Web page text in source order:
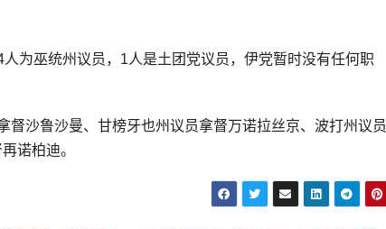
为巫统州议员，1人是土团党议员，伊党暂时没有任何职
沙鲁沙曼、甘榜牙也州议员拿督万诺拉丝京、波打州议员
诺柏迪。